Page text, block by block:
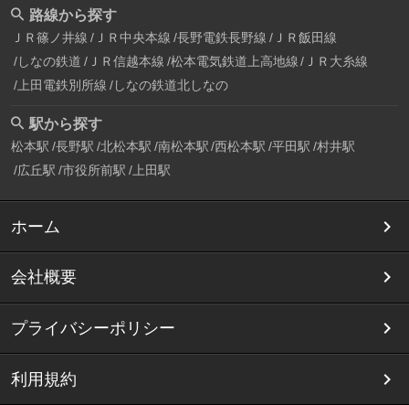
路線から探す
ＪＲ篠ノ井線 ＪＲ中央本線 長野電鉄長野線 ＪＲ飯田線
しなの鉄道 ＪＲ信越本線 松本電気鉄道上高地線
ＪＲ大糸線
上田電鉄別所線 しなの鉄道北しなの
駅から探す
松本駅 長野駅 北松本駅 南松本駅 西松本駅 平田駅 村井駅
広丘駅 市役所前駅 上田駅
ホーム
会社概要
プライバシーポリシー
利用規約